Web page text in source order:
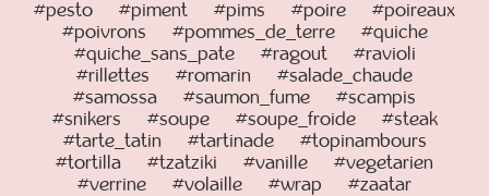
#pesto
#piment #pims #poire
#poireaux
#poivrons
#pommes_de_terre
#quiche
#quiche_sans_pate
#ragout
#ravioli
#rillettes
#romarin
#salade_chaude
#samossa
#saumon_fume
#scampis
#snikers
#soupe #soupe_froide
#steak
#tarte_tatin
#tartinade
#topinambours
#tortilla
#tzatziki #vanille
#vegetarien
#verrine
#volaille #wrap #zaatar